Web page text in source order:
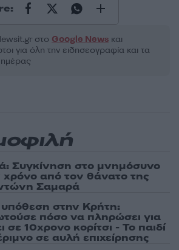
στο Google News και
για όλη την ειδησεογραφία και τα
Συγκίνηση στο μνημόσυνο
χρόνο από τον θάνατο της
Σαμαρά
υπόθεση στην Κρήτη:
πόσο να πληρώσει για
σε 10χρονο κορίτσι - Το παιδί
σε αυλή επιχείρησης